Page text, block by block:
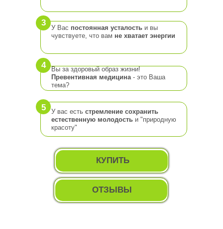
У Вас постоянная усталость и вы
чувствуете, что вам не хватает энергии
Вы за здоровый образ жизни!
Превентивная медицина - это Ваша
тема?
У вас есть стремление сохранить
естественную молодость и "природную
красоту"
КУПИТЬ
3
4
5
ОТЗЫВЫ